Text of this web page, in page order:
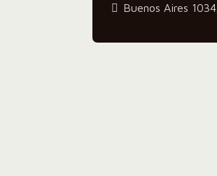
Buenos Aires